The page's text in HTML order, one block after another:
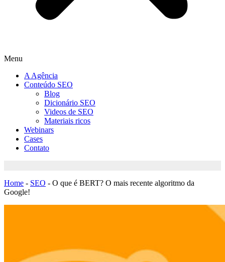
Menu
A Agência
Conteúdo SEO
Blog
Dicionário SEO
Videos de SEO
Materiais ricos
Webinars
Cases
Contato
Home - SEO - O que é BERT? O mais recente algoritmo da
Google!